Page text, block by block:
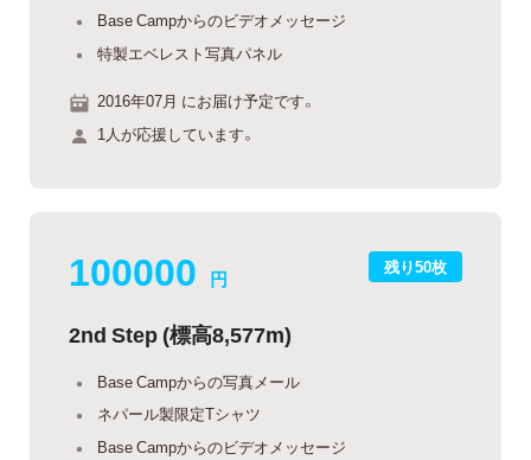
Base Campからのビデオメッセージ
特製エベレスト写真パネル
2016年07月 にお届け予定です。
1人が応援しています。
残り50枚
100000 円
2nd Step (標高8,577m)
Base Campからの写真メール
ネパール製限定Tシャツ
Base Campからのビデオメッセージ